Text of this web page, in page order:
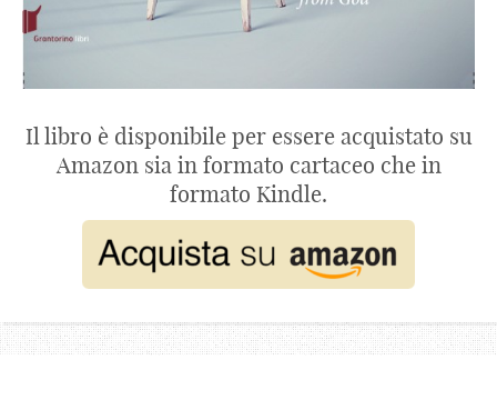
Il libro è disponibile per essere acquistato su
Amazon sia in formato cartaceo che in
formato Kindle.